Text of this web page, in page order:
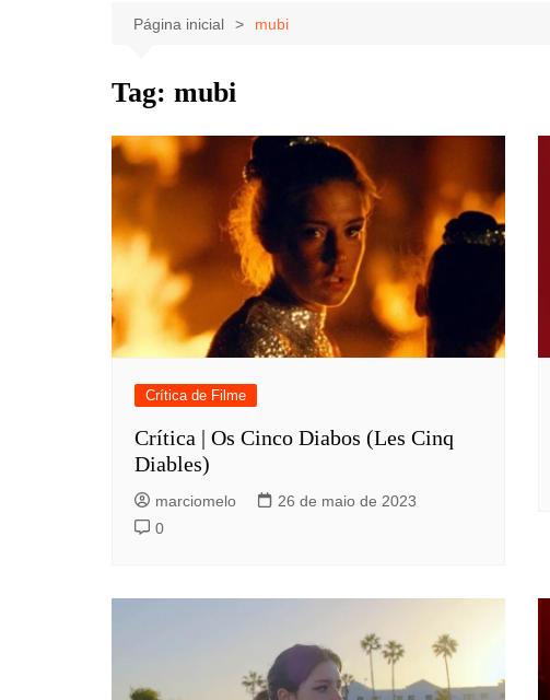
Celebridades
Música
Notícias
Página inicial mubi
Tag: mubi
Crítica de Filme
Crítica | Os Cinco Diabos (Les Cinq
Diables)
marciomelo
26 de maio de 2023
0